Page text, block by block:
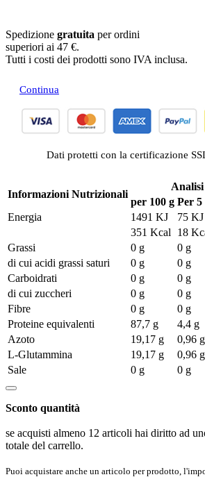
Spedizione gratuita per ordini
superiori ai 47 €.
Tutti i costi dei prodotti sono IVA inclusa.
Continua
Dati protetti con la certificazione
Informazioni Nutrizionali
per 100 g Per 5
Energia
1491 KJ
75 KJ
351 Kcal
18
Grassi
0 g
0 g
di cui acidi grassi saturi
0 g
0 g
Carboidrati
0 g
0 g
di cui zuccheri
0 g
0 g
Fibre
0 g
0 g
Proteine equivalenti
87,7 g
4,4 g
Azoto
19,17 g
0,96 g
L-Glutammina
19,17 g
0,96 g
Sale
0 g 0 g
Sconto quantità
se acquisti almeno 12 articoli hai diritto ad
totale del carrello.
Puoi acquistare anche un articolo per prodotto,